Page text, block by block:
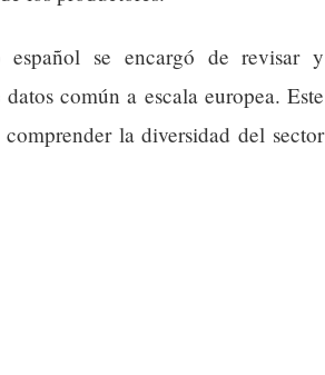
se encargó de revisar y
común a escala europea. Este
la diversidad del sector